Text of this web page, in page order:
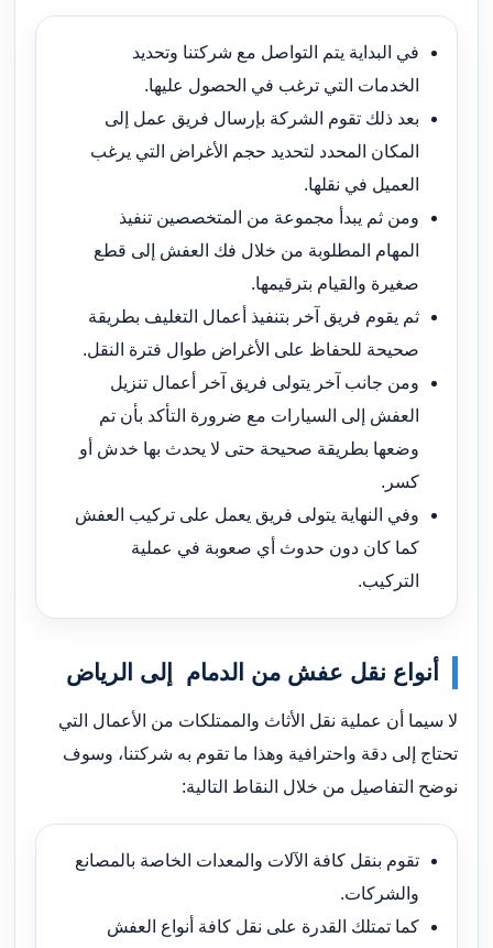
في البداية يتم التواصل مع شركتنا وتحديد
الخدمات التي ترغب في الحصول عليها.
بعد ذلك تقوم الشركة بإرسال فريق عمل إلى
المكان المحدد لتحديد حجم الأغراض التي يرغب
العميل في نقلها.
ومن ثم يبدأ مجموعة من المتخصصين تنفيذ
المهام المطلوبة من خلال فك العفش إلى قطع
صغيرة والقيام بترقيمها.
ثم يقوم فريق آخر بتنفيذ أعمال التغليف بطريقة
صحيحة للحفاظ على الأغراض طوال فترة النقل.
ومن جانب آخر يتولى فريق آخر أعمال تنزيل
العفش إلى السيارات مع ضرورة التأكد بأن تم
وضعها بطريقة صحيحة حتى لا يحدث بها خدش أو
كسر.
وفي النهاية يتولى فريق يعمل على تركيب العفش
كما كان دون حدوث أي صعوبة في عملية
التركيب.
أنواع نقل عفش من الدمام إلى الرياض
لا سيما أن عملية نقل الأثاث والممتلكات من الأعمال التي
تحتاج إلى دقة واحترافية وهذا ما تقوم به شركتنا، وسوف
نوضح التفاصيل من خلال النقاط التالية:
تقوم بنقل كافة الآلات والمعدات الخاصة بالمصانع
والشركات.
كما تمتلك القدرة على نقل كافة أنواع العفش